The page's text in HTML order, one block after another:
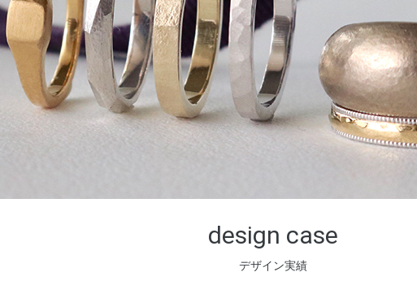
design case
デザイン実績